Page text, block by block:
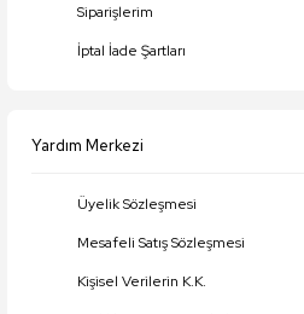
Siparişlerim
İptal İade Şartları
Yardım Merkezi
Üyelik Sözleşmesi
Mesafeli Satış Sözleşmesi
Kişisel Verilerin K.K.